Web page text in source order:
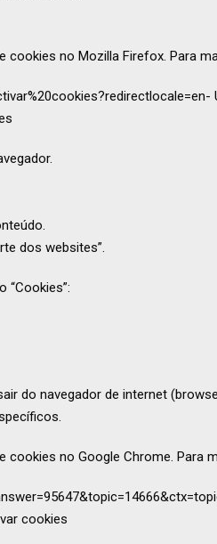
cookies no Mozilla Firefox. Para
dos websites”.
“Cookies”:
do navegador de internet
no Google Chrome.
cookies